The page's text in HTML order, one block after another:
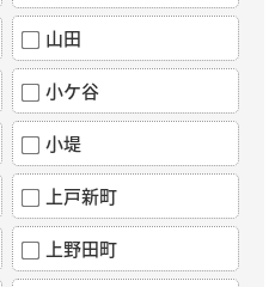
山田
小ケ谷
小堤
上戸新町
上野田町